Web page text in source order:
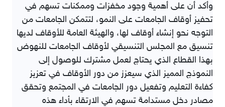
وأكد أن على أهمية وجود مخفزات وممكنات تسهم في
تحفيز أوقاف الجامعات على النمو، لتتمكن الجامعات من
التوجه نحو إنشاء أوقاف لها، والهيئة العامة للأوقاف لديها
تنسيق مع المجلس التنسيقي لأوقاف الجامعات للنهوض
بهذا القطاع الذي يحتاج لعمل مشترك للوصول إلى
النموذج المميز الذي سيعزز من دور الأوقاف في تعزيز
كفاءة التعليم وتفعيل دور الجامعات في المجتمع وتحقق
مصادر دخل مستدامة تسهم في الارتقاء بأداء هذه